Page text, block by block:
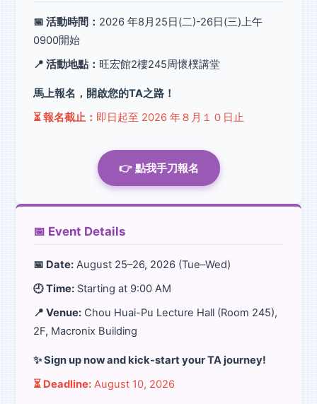
📅 活動時間： 2026 年8月25日(二)-26日(三)上午
0900開始
📍 活動地點： 旺宏館2樓245周懷樸講堂
馬上報名，開啟您的TA之路！
⏳ 報名截止： 即日起至 2026 年８月１０日止
👉 點我手刀報名
📅 Event Details
📅 Date: August 25–26, 2026 (Tue–Wed)
🕘 Time: Starting at 9:00 AM
📍 Venue: Chou Huai-Pu Lecture Hall (Room 245),
2F, Macronix Building
✨ Sign up now and kick-start your TA journey!
⏳ Deadline: August 10, 2026